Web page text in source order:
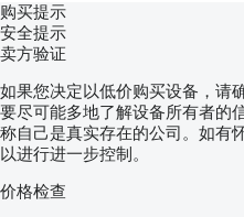
购买提示
安全提示
卖方验证
如果您决定以低价购买设备，请
要尽可能多地了解设备所有者的
称自己是真实存在的公司。如有
以进行进一步控制。
价格检查